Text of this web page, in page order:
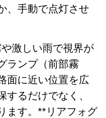
、手動で点灯させ
激しい雨で視界が
ランプ（前部霧
面に近い位置を広
するだけでなく、
ます。**リアフォグ